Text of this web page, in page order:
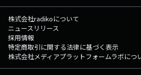
株式会社radikoについて
ニュースリリース
採用情報
特定商取引に関する法律に基づく表示
株式会社メディアプラットフォームラボにつ